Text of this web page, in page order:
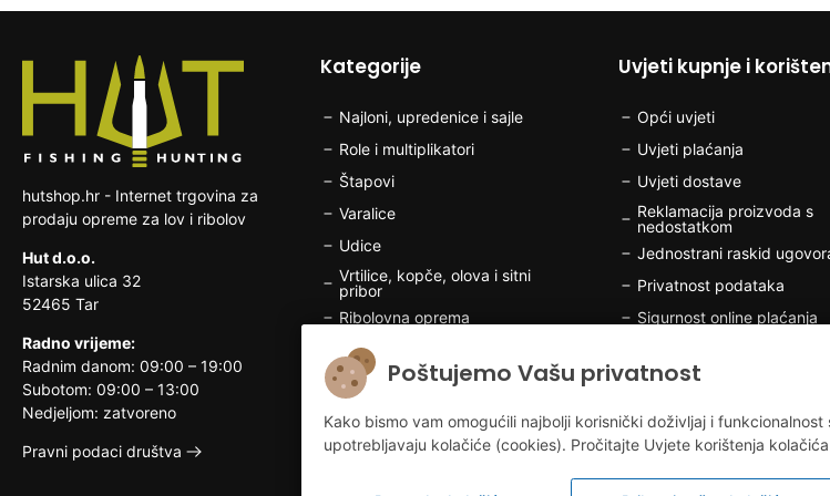
Poštujemo Vašu privatnost
Kako bismo vam omogućili najbolji korisnički doživljaj i
upotrebljavaju kolačiće (cookies). Pročitajte Uvjete korištenja
hutshop.hr - Internet trgovina za
prodaju opreme za lov i ribolov
Hut d.o.o.
Istarska ulica 32
52465 Tar
Radno vrijeme:
Radnim danom: 09:00 – 19:00
Subotom: 09:00 – 13:00
Nedjeljom: zatvoreno
Pravni podaci društva
Kategorije
Najloni, upredenice i sajle
Role i multiplikatori
Štapovi
Varalice
Udice
Vrtilice, kopče, olova i sitni
pribor
Ribolovna oprema
Brodska elektronika
Odjeća i obuća za ribolov
Lovačka oprema
Odjeća i obuća za lov
Uvjeti kupnje i
Opći uvjeti
Uvjeti plaćanja
Uvjeti dostave
Reklamacija proizvoda s
nedostatkom
Jednostrani raskid
Privatnost podataka
Sigurnost online plaćanja